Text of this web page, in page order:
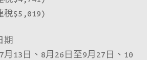
稅$5,019)
期
月13日、8月26日至9月27日、10